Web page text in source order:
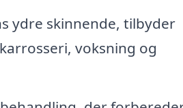
ydre skinnende, tilbyder
voksning og